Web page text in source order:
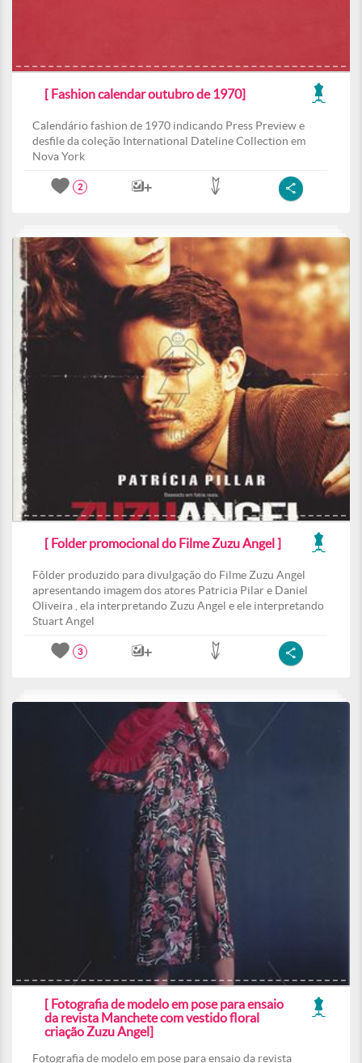
[ Fashion calendar outubro de 1970]
Calendário fashion de 1970 indicando Press Preview e
desfile da coleção International Dateline Collection em
Nova York
2
[ Folder promocional do Filme Zuzu Angel ]
Fôlder produzido para divulgação do Filme Zuzu Angel
apresentando imagem dos atores Patricia Pilar e Daniel
Oliveira , ela interpretando Zuzu Angel e ele interpretando
Stuart Angel
3
[ Fotografia de modelo em pose para ensaio
da revista Manchete com vestido floral
criação Zuzu Angel]
Fotografia de modelo em pose para ensaio da revista